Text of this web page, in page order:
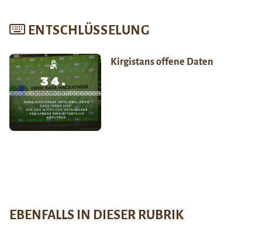
ENTSCHLÜSSELUNG
Kirgistans offene Daten
EBENFALLS IN DIESER RUBRIK